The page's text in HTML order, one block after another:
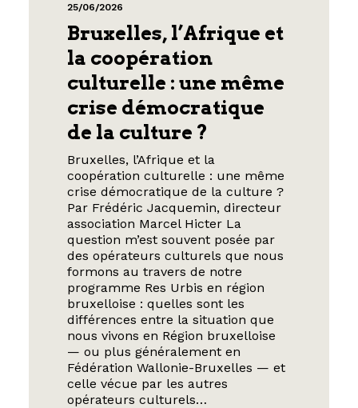
25/06/2026
Bruxelles, l’Afrique et
la coopération
culturelle : une même
crise démocratique
de la culture ?
Bruxelles, l’Afrique et la
coopération culturelle : une même
crise démocratique de la culture ?
Par Frédéric Jacquemin, directeur
association Marcel Hicter La
question m’est souvent posée par
des opérateurs culturels que nous
formons au travers de notre
programme Res Urbis en région
bruxelloise : quelles sont les
différences entre la situation que
nous vivons en Région bruxelloise
— ou plus généralement en
Fédération Wallonie-Bruxelles — et
celle vécue par les autres
opérateurs culturels…